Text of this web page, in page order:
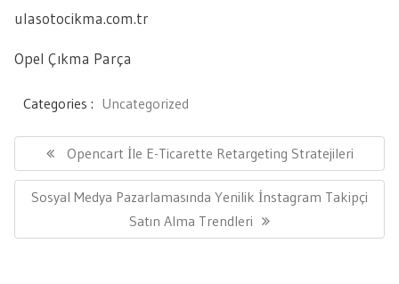
ulasotocikma.com.tr
Opel Çıkma Parça
Categories : Uncategorized
gezinmesiPrevious
Post:
Opencart İle E-Ticarette Retargeting Stratejileri
Next
Sosyal Medya Pazarlamasında Yenilik İnstagram Takipçi
Satın Alma Trendleri